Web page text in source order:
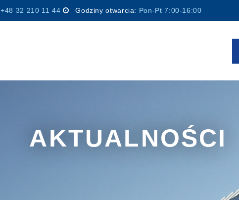
+48 32 210 11 44 Godziny otwarcia: Pon-Pt 7:00-16:00
AKTUALNOŚCI